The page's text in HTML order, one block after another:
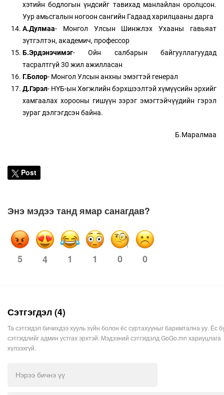
хэтийн бодлогын үндсийг тавихад манлайлан оролцсон.
Уур амьсгалын ногоон сангийн Гадаад харилцааны дарга
А.Дулмаа- Монгол Улсын Шинжлэх Ухааны гавьяат
зүтгэлтэн, академич, профессор
Б.Эрдэнэчимэг- Ойн салбарын байгууллагуудад
тасралтгүй 30 жил ажилласан
Г.Болор- Монгол Улсын анхны эмэгтэй генерал
Д.Гэрэл- НҮБ-ын Хөгжлийн бэрхшээлтэй хүмүүсийн эрхийг
хамгаалах хорооны гишүүн зэрэг эмэгтэйчүүдийн гэрэл
зураг дэлгэгдсэн байна.
Б.Маралмаа
Post
Энэ мэдээ танд ямар санагдав?
5 4 1 1 0 0
Сэтгэгдэл (4)
Та сэтгэгдэл бичихдээ хууль зүйн болон ёс суртахууныг баримтална уу. Ёс
сэтгэгдлийг админ устгах эрхтэй. Мэдээний сэтгэгдэлд GoGo.mn хариуцлага
хүлээхгүй.